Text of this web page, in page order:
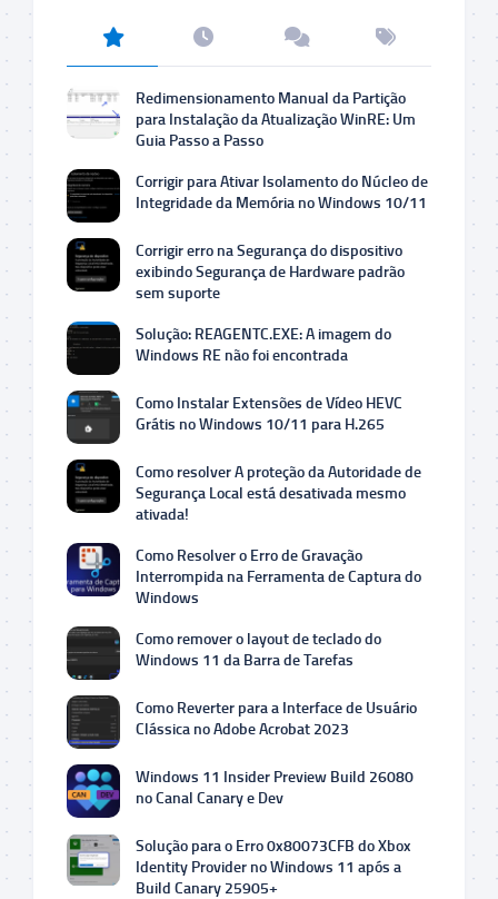
Redimensionamento Manual da Partição
para Instalação da Atualização WinRE: Um
Guia Passo a Passo
Corrigir para Ativar Isolamento do Núcleo de
Integridade da Memória no Windows 10/11
Corrigir erro na Segurança do dispositivo
exibindo Segurança de Hardware padrão
sem suporte
Solução: REAGENTC.EXE: A imagem do
Windows RE não foi encontrada
Como Instalar Extensões de Vídeo HEVC
Grátis no Windows 10/11 para H.265
Como resolver A proteção da Autoridade de
Segurança Local está desativada mesmo
ativada!
Como Resolver o Erro de Gravação
Interrompida na Ferramenta de Captura do
Windows
Como remover o layout de teclado do
Windows 11 da Barra de Tarefas
Como Reverter para a Interface de Usuário
Clássica no Adobe Acrobat 2023
Windows 11 Insider Preview Build 26080
no Canal Canary e Dev
Solução para o Erro 0x80073CFB do Xbox
Identity Provider no Windows 11 após a
Build Canary 25905+